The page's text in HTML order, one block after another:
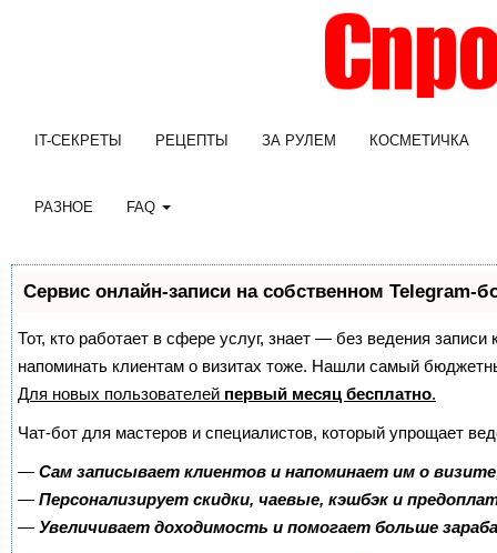
IT-СЕКРЕТЫ РЕЦЕПТЫ ЗА РУЛЕМ КОСМЕТИЧКА
РАЗНОЕ FAQ
Сервис онлайн-записи на собственном Telegram-
Тот, кто работает в сфере услуг, знает — без ведения
напоминать клиентам о визитах тоже. Нашли самый
Для новых пользователей первый месяц бесплатно.
Чат-бот для мастеров и специалистов, который упрощает
— Сам записывает клиентов и напоминает им о
— Персонализирует скидки, чаевые, кэшбэк и
— Увеличивает доходимость и помогает больше